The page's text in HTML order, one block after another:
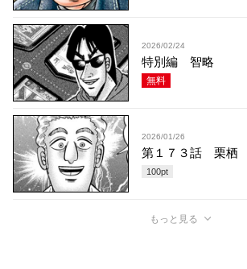
2026/02/24
特別編 智略
無料
2026/01/26
第１７３話 栗栖
100pt
もっと見る